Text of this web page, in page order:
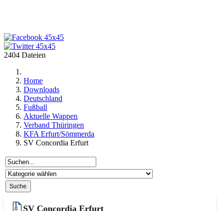
2404 Dateien
Home
Downloads
Deutschland
Fußball
Aktuelle Wappen
Verband Thüringen
KFA Erfurt/Sömmerda
SV Concordia Erfurt
SV Concordia Erfurt